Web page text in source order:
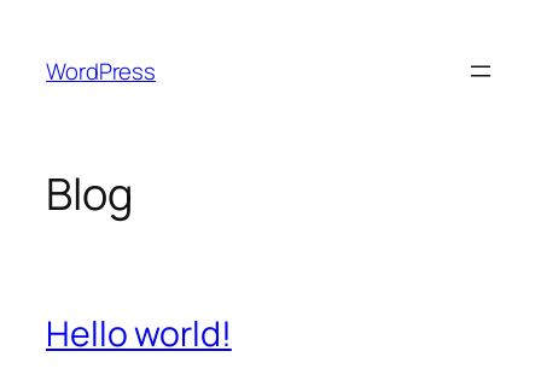
contenu
WordPress
Blog
Hello world!